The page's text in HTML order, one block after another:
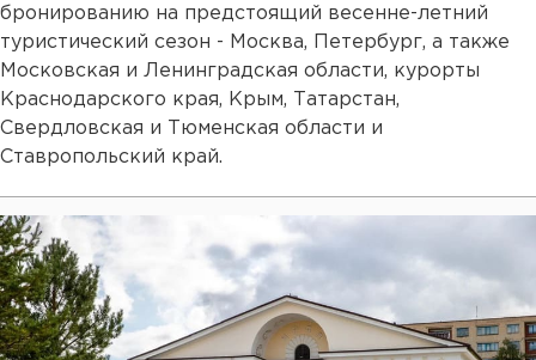
бронированию на предстоящий весенне-летний
туристический сезон - Москва, Петербург, а также
Московская и Ленинградская области, курорты
Краснодарского края, Крым, Татарстан,
Свердловская и Тюменская области и
Ставропольский край.